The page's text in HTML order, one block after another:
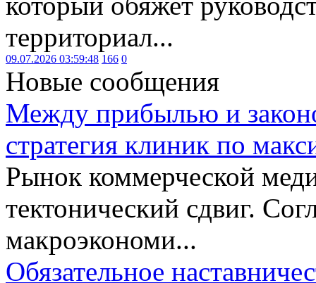
территориал...
09.07.2026 03:59:48 166 0
Новые сообщения
Между прибылью и
стратегия клиник по
Рынок коммерческой
тектонический сдвиг.
макроэкономи...
Обязательное